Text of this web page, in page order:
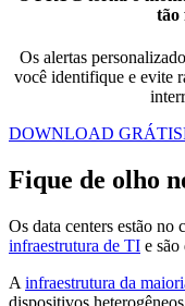
tão
Os alertas
você identifique e evite
DOWNLOAD GRÁTIS
Fique de olho
Os data centers estão no
infraestrutura de TI e são
A infraestrutura da
dispositivos heterogêneos,